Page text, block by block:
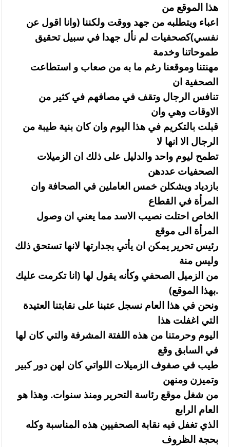
هذا الموقع من
اعباء ويتطلبه من جهد ووقت ولكننا (وانا اقول عن
نفسي)كصحفيات لم نأل جهدا في سبيل تحقيق
طموحاتنا وخدمة
مهنتنا وموقعنا رغم ما به من صعاب و استطاعت
الصحفية ان
تنافس الرجال وتقف في مصافهم في كثير من
الاوقات وهي وان
قبلت بالتكريم في هذا اليوم وان كان بنية طيبة من
الرجال الا انها لا
تطمح ليوم واحد والدليل على ذلك ان الزميلات
الصحفيات عددهن
بازدياد ويشكلن خمس العاملين في الصحافة وان
المرأة في القطاع
الخاص احتلت نصيب الاسد مما يعني ان وصول
المرأة الى موقع
رئيس تحرير يمكن ان يأتي بجدارتها لانها تستحق ذلك
وليس منة
من الزميل الصحفي وكأنه يقول لها (انا تكرمت عليك
بهذا الموقع).
ونحن في هذا العام نسجل عتبنا على نقابتنا العتيدة
التي اغفلت هذا
اليوم وحرمتنا من هذه اللفتة المشرفة والتي كان لها
في السابق وقع
طيب في صفوف الزميلات اللواتي كان لهن دور كبير
وتميزن ومنهن
من شغل موقع رئاسة التحرير ومنذ سنوات. وهذا هو
العام الرابع
الذي تغفل فيه نقابة الصحفيين هذه المناسبة وكله
بحجة الظروف